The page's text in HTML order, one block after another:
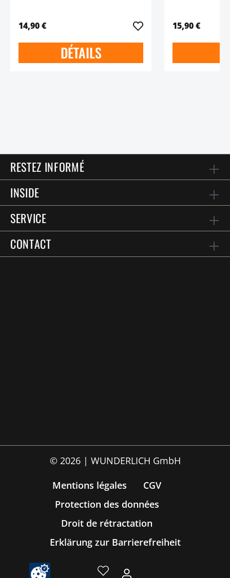
14,90 €
DÉTAILS
15,90 €
RESTEZ INFORMÉ
INSIDE
SERVICE
CONTACT
© 2026 | WUNDERLICH GmbH
Mentions légales
CGV
Protection des données
Droit de rétractation
Erklärung zur Barrierefreiheit